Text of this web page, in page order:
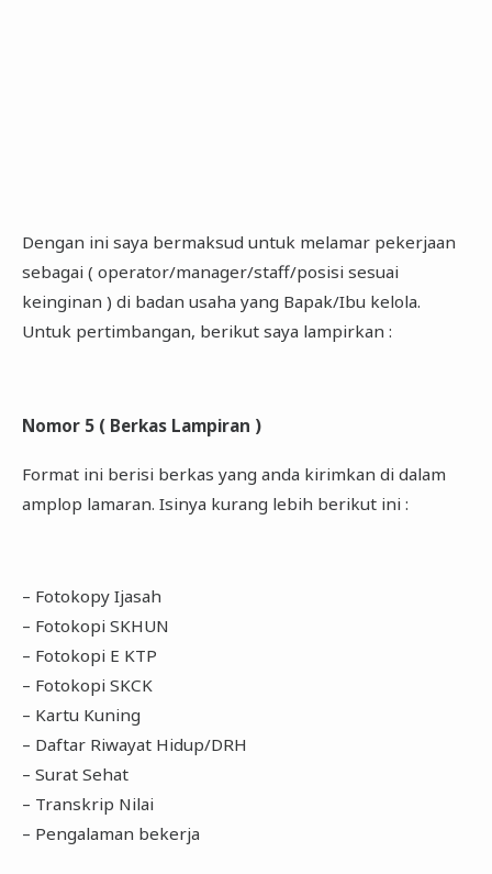
Dengan ini saya bermaksud untuk melamar pekerjaan
sebagai ( operator/manager/staff/posisi sesuai
keinginan ) di badan usaha yang Bapak/Ibu kelola.
Untuk pertimbangan, berikut saya lampirkan :
Nomor 5 ( Berkas Lampiran )
Format ini berisi berkas yang anda kirimkan di dalam
amplop lamaran. Isinya kurang lebih berikut ini :
– Fotokopy Ijasah
– Fotokopi SKHUN
– Fotokopi E KTP
– Fotokopi SKCK
– Kartu Kuning
– Daftar Riwayat Hidup/DRH
– Surat Sehat
– Transkrip Nilai
– Pengalaman bekerja